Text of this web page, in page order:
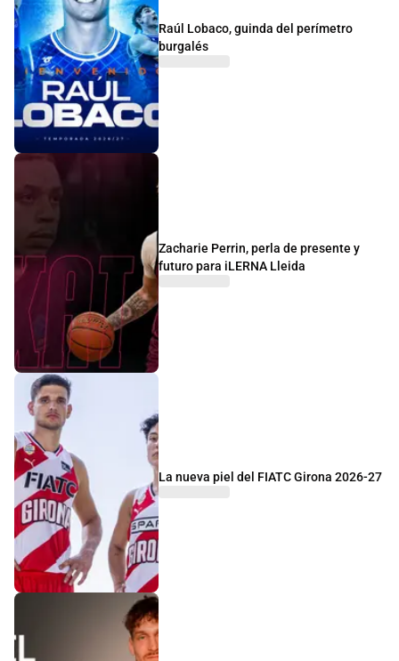
Raúl Lobaco, guinda del perímetro
burgalés
Zacharie Perrin, perla de presente y
futuro para iLERNA Lleida
La nueva piel del FIATC Girona 2026-27